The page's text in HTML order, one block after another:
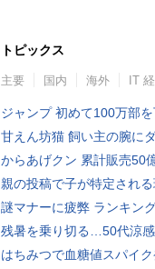
トピックス
主要 国内 海外 IT
ジャンプ 初めて100万部を
甘えん坊猫 飼い主の腕に
からあげクン 累計販売50
親の投稿で子が特定され
謎マナーに疲弊 ランキン
残暑を乗り切る…50代涼
はちみつで血糖値スパイ